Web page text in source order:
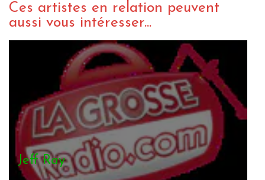
Ces artistes en relation peuvent
aussi vous intéresser...
Jeff Ray